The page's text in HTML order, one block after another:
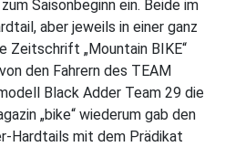
Saisonbeginn ein. Beide im
aber jeweils in einer ganz
Zeitschrift „Mountain BIKE“
den Fahrern des TEAM
Black Adder Team 29 die
„bike“ wiederum gab den
Hardtails mit dem Prädikat